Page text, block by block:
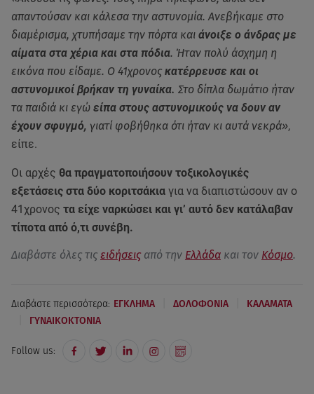
απαντούσαν και κάλεσα την αστυνομία. Ανεβήκαμε στο
διαμέρισμα, χτυπήσαμε την πόρτα και άνοιξε ο άνδρας με
αίματα στα χέρια και στα πόδια. Ήταν πολύ άσχημη η
εικόνα που είδαμε. Ο 41χρονος κατέρρευσε και οι
αστυνομικοί βρήκαν τη γυναίκα. Στο δίπλα δωμάτιο ήταν
τα παιδιά κι εγώ είπα στους αστυνομικούς να δουν αν
έχουν σφυγμό, γιατί φοβήθηκα ότι ήταν κι αυτά νεκρά»,
είπε.
Οι αρχές θα πραγματοποιήσουν τοξικολογικές
εξετάσεις στα δύο κοριτσάκια για να διαπιστώσουν αν ο
41χρονος τα είχε ναρκώσει και γι’ αυτό δεν κατάλαβαν
τίποτα από ό,τι συνέβη.
Διαβάστε όλες τις ειδήσεις από την Ελλάδα και τον Κόσμο.
Διαβάστε περισσότερα: ΕΓΚΛΗΜΑ ΔΟΛΟΦΟΝΙΑ ΚΑΛΑΜΑΤΑ
ΓΥΝΑΙΚΟΚΤΟΝΙΑ
Follow us: